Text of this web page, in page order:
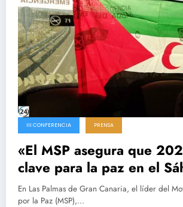
III CONFERENCIA PRENSA
«El MSP asegura que
clave para la paz en el
pesar del desinterés de
En Las Palmas de Gran Canaria, el líder del
por la Paz (MSP),…